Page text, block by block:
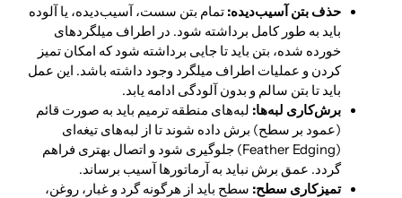
حذف بتن آسیب‌دیده: تمام بتن سست، آسیب‌دیده، یا آلوده
باید به طور کامل برداشته شود. در اطراف میلگردهای
خورده شده، بتن باید تا جایی برداشته شود که امکان تمیز
کردن و عملیات اطراف میلگرد وجود داشته باشد. این عمل
باید تا بتن سالم و بدون آلودگی ادامه یابد.
برش‌کاری لبه‌ها: لبه‌های منطقه ترمیم باید به صورت قائم
(عمود بر سطح) برش داده شوند تا از لبه‌های تیغه‌ای
(Feather Edging) جلوگیری شود و اتصال بهتری فراهم
گردد. عمق برش نباید به آرماتورها آسیب برساند.
تمیزکاری سطح: سطح باید از هرگونه گرد و غبار، روغن،